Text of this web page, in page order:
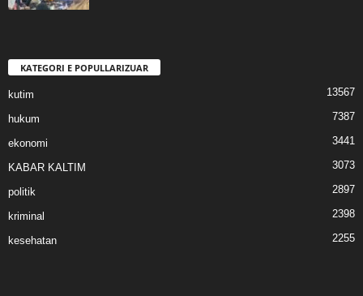
KATEGORI E POPULLARIZUAR
kutim 13567
hukum 7387
ekonomi 3441
KABAR KALTIM 3073
politik 2897
kriminal 2398
kesehatan 2255